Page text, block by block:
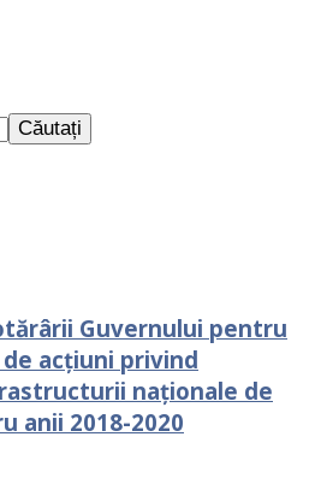
Guvernului pentru
acțiuni privind
naționale de
anii 2018-2020